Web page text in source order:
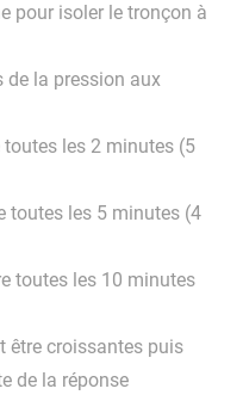
pour isoler le tronçon à
de la pression aux
les 2 minutes (5
toutes les 5 minutes (4
toutes les 10 minutes
être croissantes puis
de la réponse